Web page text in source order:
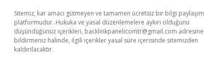
Sitemiz, kar amacı gütmeyen ve tamamen ücretsiz bir bilgi paylaşım
platformudur. Hukuka ve yasal düzenlemelere aykırı olduğunu
düşündüğünüz içerikleri, backlinkpanelicomtr@gmail.com adresine
bildirmeniz halinde, ilgili içerikler yasal süre içerisinde sitemizden
kaldırılacaktır.